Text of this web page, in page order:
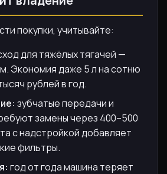
покупки, учитывайте:
для тяжёлых тягачей —
Экономия даже 5 л на сотню
рублей в год.
зубчатые передачи и
замены через 400–500
с надстройкой добавляет
фильтры.
год от года машина теряет